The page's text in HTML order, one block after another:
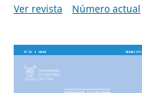
Ver revista
Número actual